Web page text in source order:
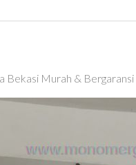
Bekasi Murah & Bergaransi